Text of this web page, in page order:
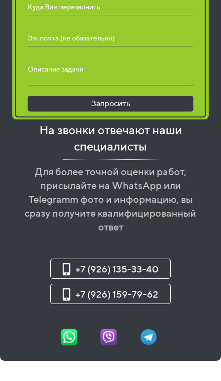
Куда Вам перезвонить
Эл. почта (не обязательно)
Описание задачи
Запросить
На звонки отвечают наши
специалисты
Для более точной оценки работ,
присылайте на WhatsApp или
Telegramm фото и информацию, вы
сразу получите квалифицированный
ответ
+7 (926) 135-33-40
+7 (926) 159-79-62